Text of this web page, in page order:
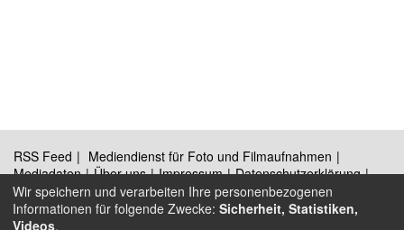
RSS Feed
Mediendienst für Foto und Filmaufnahmen
Mediadaten
Über uns Impressum
Datenschutzerklärung
Kontakt
Wir speichern und verarbeiten Ihre personenbezogenen
Informationen für folgende Zwecke: Sicherheit, Statistiken,
Videos.